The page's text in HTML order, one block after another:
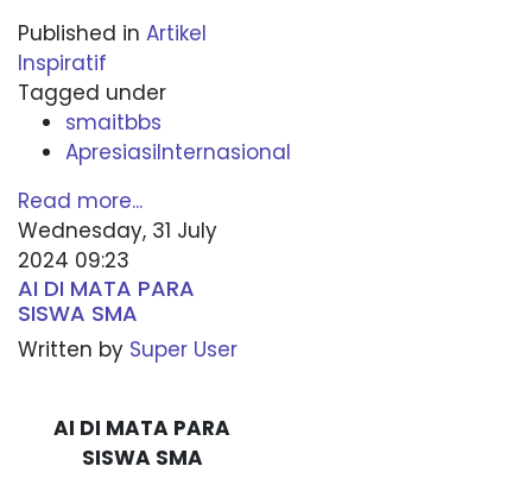
Published in Artikel
Inspiratif
Tagged under
smaitbbs
ApresiasiInternasional
Read more...
Wednesday, 31 July
2024 09:23
AI DI MATA PARA
SISWA SMA
Written by Super User
AI DI MATA PARA
SISWA SMA